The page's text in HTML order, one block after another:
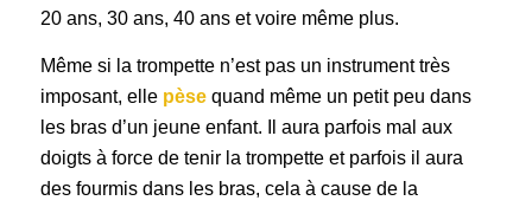
20 ans, 30 ans, 40 ans et voire même plus.
Même si la trompette n’est pas un instrument très
imposant, elle pèsequand même un petit peu dans
les bras d’un jeune enfant. Il aura parfois mal aux
doigts à force de tenir la trompette et parfois il aura
des fourmis dans les bras, cela à cause de la